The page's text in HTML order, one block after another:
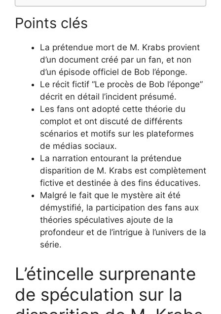
Points clés
La prétendue mort de M. Krabs provient
d’un document créé par un fan, et non
d’un épisode officiel de Bob l’éponge.
Le récit fictif “Le procès de Bob l’éponge”
décrit en détail l’incident présumé.
Les fans ont adopté cette théorie du
complot et ont discuté de différents
scénarios et motifs sur les plateformes
de médias sociaux.
La narration entourant la prétendue
disparition de M. Krabs est complètement
fictive et destinée à des fins éducatives.
Malgré le fait que le mystère ait été
démystifié, la participation des fans aux
théories spéculatives ajoute de la
profondeur et de l’intrigue à l’univers de la
série.
L’étincelle surprenante
de spéculation sur la